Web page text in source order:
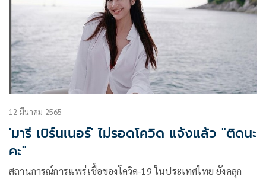
12 มีนาคม 2565
'มารี เบิร์นเนอร์' ไม่รอดโควิด แจ้งแล้ว "ติดนะ
คะ"
สถานการณ์การแพร่เชื้อของโควิด-19 ในประเทศไทย ยังคลุก